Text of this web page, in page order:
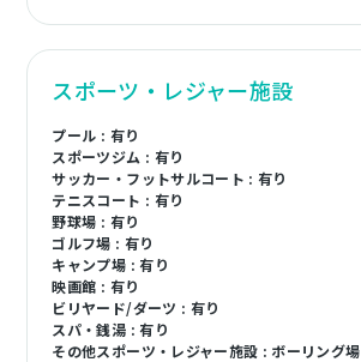
スポーツ・レジャー施設
プール : 有り
スポーツジム : 有り
サッカー・フットサルコート : 有り
テニスコート : 有り
野球場 : 有り
ゴルフ場 : 有り
キャンプ場 : 有り
映画館 : 有り
ビリヤード/ダーツ : 有り
スパ・銭湯 : 有り
その他スポーツ・レジャー施設 : ボーリング場